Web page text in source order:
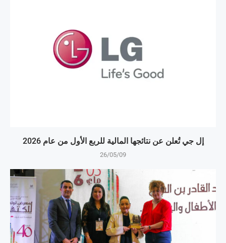
إل جي تُعلن عن نتائجها المالية للربع الأول من عام 2026
26/05/09